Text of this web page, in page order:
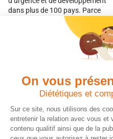
On vous
Diététiques et
Sur ce site, nous utilisons des
entretenir la relation avec vous et
contenu qualitif ainsi que de la
dans plus de 100 pays. Parce
qu’elles sont les premières
victimes des inégalités, CARE met
les femmes et les filles au cœur
Quels avantages fiscaux ?
Chaque don effectué à une
association reconnue d’utilité
publique comme CARE, est
déductible jusqu’à 75 % de
sur le revenu. Modalités de